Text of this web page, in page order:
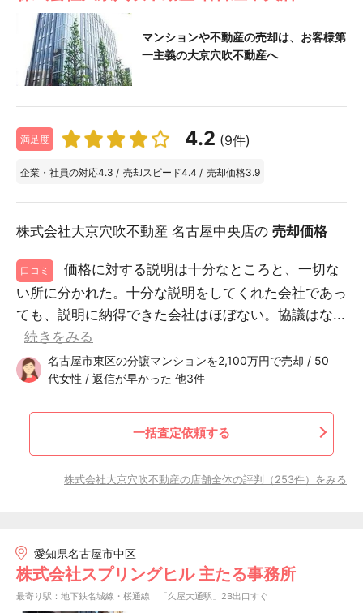
マンションや不動産の売却は、お客様第
一主義の大京穴吹不動産へ
満足度 4.2 (9件)
企業・社員の対応4.3 / 売却スピード4.4 / 売却価格3.9
株式会社大京穴吹不動産 名古屋中央店の 売却価格
口コミ
価格に対する説明は十分なところと、一切な
い所に分かれた。十分な説明をしてくれた会社であっ
ても、説明に納得できた会社はほぼない。協議はな...
続きをみる
名古屋市東区の分譲マンションを2,100万円で売却 / 50
代女性 / 返信が早かった 他3件
一括査定依頼する
株式会社大京穴吹不動産の店舗全体の評判（253件）をみる
愛知県名古屋市中区
株式会社スプリングヒル 主たる事務所
最寄り駅：地下鉄名城線・桜通線 「久屋大通駅」2B出口すぐ